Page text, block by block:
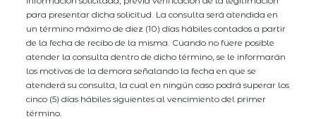
para presentar dicha solicitud. La consulta será atendida en
un término máximo de diez (10) días hábiles contados a partir
de la fecha de recibo de la misma. Cuando no fuere posible
atender la consulta dentro de dicho término, se le informarán
los motivos de la demora señalando la fecha en que se
atenderá su consulta, la cual en ningún caso podrá superar los
cinco (5) días hábiles siguientes al vencimiento del primer
término.